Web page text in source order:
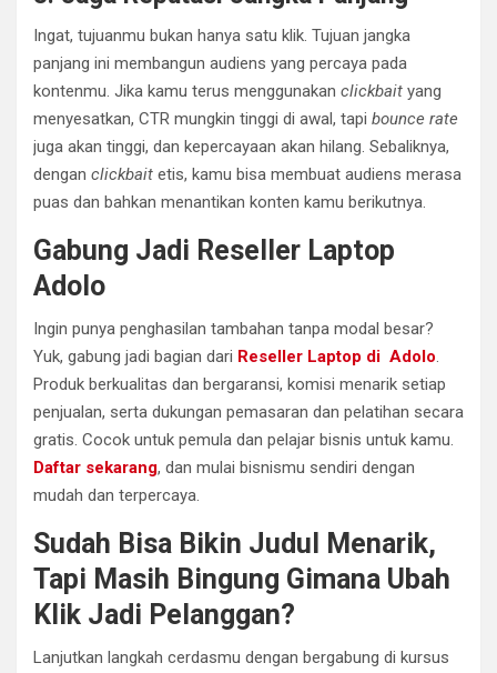
Ingat, tujuanmu bukan hanya satu klik. Tujuan jangka
panjang ini membangun audiens yang percaya pada
kontenmu. Jika kamu terus menggunakan clickbait yang
menyesatkan, CTR mungkin tinggi di awal, tapi bounce rate
juga akan tinggi, dan kepercayaan akan hilang. Sebaliknya,
dengan clickbait etis, kamu bisa membuat audiens merasa
puas dan bahkan menantikan konten kamu berikutnya.
Gabung Jadi Reseller Laptop
Adolo
Ingin punya penghasilan tambahan tanpa modal besar?
Yuk, gabung jadi bagian dari Reseller Laptop di Adolo.
Produk berkualitas dan bergaransi, komisi menarik setiap
penjualan, serta dukungan pemasaran dan pelatihan secara
gratis. Cocok untuk pemula dan pelajar bisnis untuk kamu.
Daftar sekarang, dan mulai bisnismu sendiri dengan
mudah dan terpercaya.
Sudah Bisa Bikin Judul Menarik,
Tapi Masih Bingung Gimana Ubah
Klik Jadi Pelanggan?
Lanjutkan langkah cerdasmu dengan bergabung di kursus